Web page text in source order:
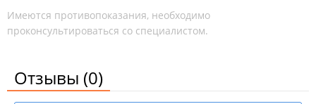
Имеются противопоказания, необходимо
проконсультироваться со специалистом.
Отзывы (0)